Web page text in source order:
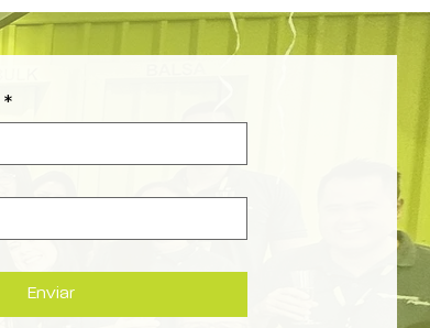
*
Enviar